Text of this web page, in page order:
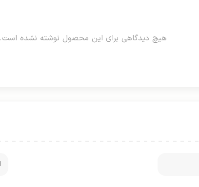
هیچ دیدگاهی برای این محصول نوشته نشده است.